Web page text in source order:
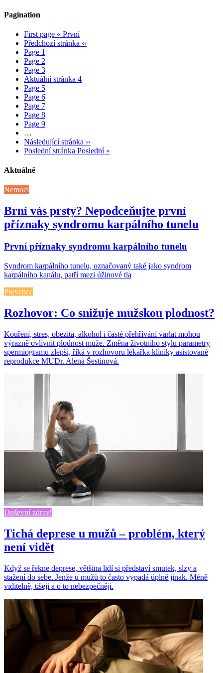
Pagination
First page « První
Předchozí stránka ‹‹
Page 1
Page 2
Page 3
Aktuální stránka 4
Page 5
Page 6
Page 7
Page 8
Page 9
…
Následující stránka ››
Poslední stránka Poslední »
Aktuálně
Nemoci
Brní vás prsty? Nepodceňujte první
příznaky syndromu karpálního tunelu
První příznaky syndromu karpálního tunelu
Syndrom karpálního tunelu, označovaný také jako syndrom
karpálního kanálu, patří mezi úžinové tla
Prevence
Rozhovor: Co snižuje mužskou plodnost?
Kouření, stres, obezita, alkohol i časté přehřívání varlat mohou
výrazně ovlivnit plodnost muže. Změna životního stylu parametry
spermiogramu zlepší, říká v rozhovoru lékařka kliniky asistované
reprodukce MUDr. Alena Šestinová.
Duševní zdraví
Tichá deprese u mužů – problém, který
není vidět
Když se řekne deprese, většina lidí si představí smutek, slzy a
stažení do sebe. Jenže u mužů to často vypadá úplně jinak. Méně
viditelně, tišeji a o to nebezpečněji.